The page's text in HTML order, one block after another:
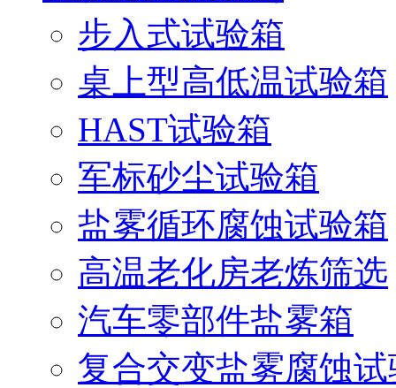
步入式试验箱
桌上型高低温试验箱
HAST试验箱
军标砂尘试验箱
盐雾循环腐蚀试验箱
高温老化房老炼筛选
汽车零部件盐雾箱
复合交变盐雾腐蚀